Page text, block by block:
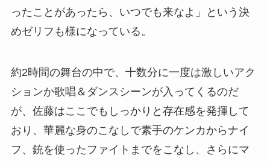
ったことがあったら、いつでも来なよ」という決
めゼリフも様になっている。
約2時間の舞台の中で、十数分に一度は激しいアク
ションか歌唱＆ダンスシーンが入ってくるのだ
が、佐藤はここでもしっかりと存在感を発揮して
おり、華麗な身のこなしで素手のケンカからナイ
フ、銃を使ったファイトまでをこなし、さらにマ